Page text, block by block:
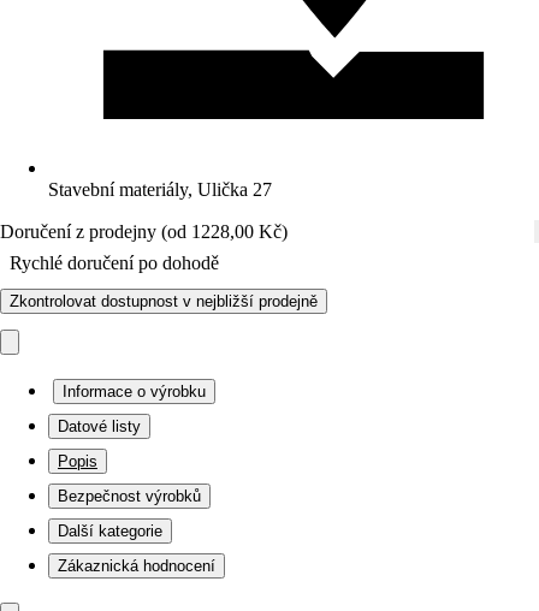
Stavební materiály, Ulička 27
Doručení z prodejny (od 1228,00 Kč)
Rychlé doručení po dohodě
Zkontrolovat dostupnost v nejbližší prodejně
Informace o výrobku
Datové listy
Popis
Bezpečnost výrobků
Další kategorie
Zákaznická hodnocení